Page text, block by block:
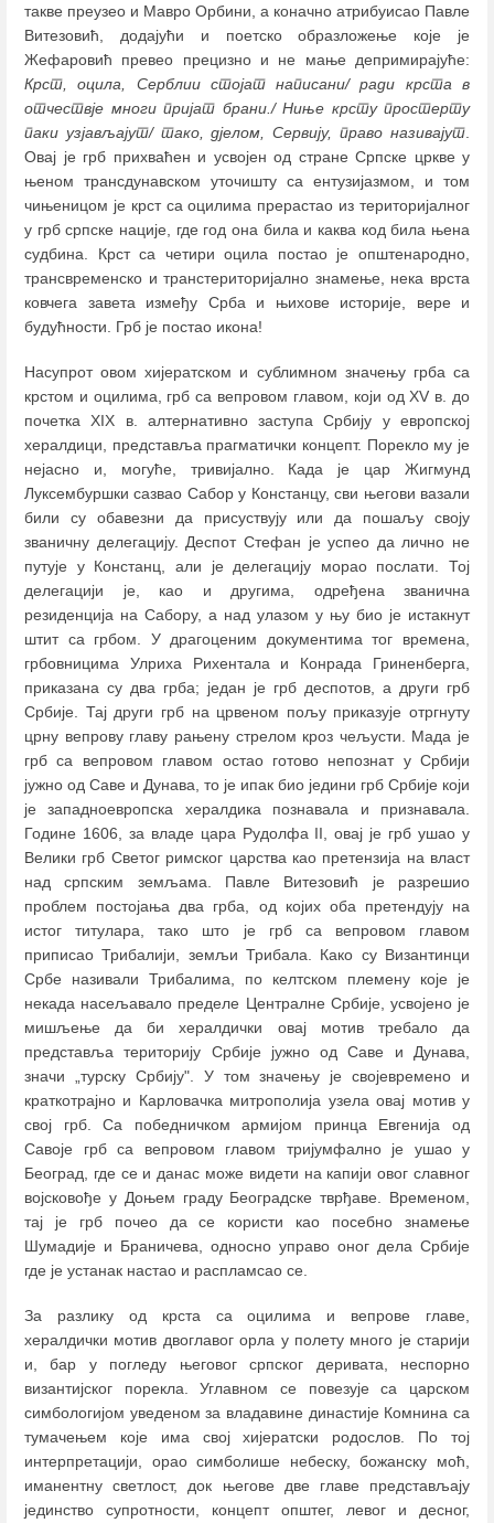
такве преузео и Мавро Орбини, а коначно атрибуисао Павле
Витезовић, додајући и поетско образложење које је
Жефаровић превео прецизно и не мање депримирајуће:
Крст, оцила, Серблии стојат написани/ ради крста в
отчествје многи пријат брани./ Ниње крсту простерту
паки узјављајут/ тако, дјелом, Сервију, право називајут
Овај је грб прихваћен и усвојен од стране Српске цркве у
њеном трансдунавском уточишту са ентузијазмом, и том
чињеницом је крст са оцилима прерастао из територијалног
у грб српске нације, где год она била и каква код била њена
судбина. Крст са четири оцила постао је општенародно,
трансвременско и транстериторијално знамење, нека врста
ковчега завета између Срба и њихове историје, вере и
будућности. Грб је постао икона!
Насупрот овом хијератском и сублимном значењу грба са
крстом и оцилима, грб са вепровом главом, који од XV в. до
почетка XIX в. алтернативно заступа Србију у европској
хералдици, представља прагматички концепт. Порекло му је
нејасно и, могуће, тривијално. Када је цар Жигмунд
Луксембуршки сазвао Сабор у Констанцу, сви његови вазали
били су обавезни да присуствују или да пошаљу своју
званичну делегацију. Деспот Стефан је успео да лично не
путује у Констанц, али је делегацију морао послати. Тој
делегацији је, као и другима, одређена званична
резиденција на Сабору, а над улазом у њу био је истакнут
штит са грбом. У драгоценим документима тог времена,
грбовницима Улриха Рихентала и Конрада Гриненберга,
приказана су два грба; један је грб деспотов, а други грб
Србије. Тај други грб на црвеном пољу приказује отргнуту
црну вепрову главу рањену стрелом кроз чељусти. Мада је
грб са вепровом главом остао готово непознат у Србији
јужно од Саве и Дунава, то је ипак био једини грб Србије који
је западноевропска хералдика познавала и признавала.
Године 1606, за владе цара Рудолфа II, овај је грб ушао у
Велики грб Светог римског царства као претензија на власт
над српским земљама. Павле Витезовић је разрешио
проблем постојања два грба, од којих оба претендују на
истог титулара, тако што је грб са вепровом главом
приписао Трибалији, земљи Трибала. Како су Византинци
Србе називали Трибалима, по келтском племену које је
некада насељавало пределе Централне Србије, усвојено је
мишљење да би хералдички овај мотив требало да
представља територију Србије јужно од Саве и Дунава,
значи „турску Србију". У том значењу је својевремено и
краткотрајно и Карловачка митрополија узела овај мотив у
свој грб. Са победничком армијом принца Евгенија од
Савоје грб са вепровом главом тријумфално је ушао у
Београд, где се и данас може видети на капији овог славног
војсковође у Доњем граду Београдске тврђаве. Временом,
тај је грб почео да се користи као посебно знамење
Шумадије и Браничева, односно управо оног дела Србије
где је устанак настао и распламсао се.
За разлику од крста са оцилима и вепрове главе,
хералдички мотив двоглавог орла у полету много је старији
и, бар у погледу његовог српског деривата, неспорно
византијског порекла. Углавном се повезује са царском
симбологијом уведеном за владавине династије Комнина са
тумачењем које има свој хијератски родослов. По тој
интерпретацији, орао симболише небеску, божанску моћ,
иманентну светлост, док његове две главе представљају
јединство супротности, концепт општег, левог и десног,